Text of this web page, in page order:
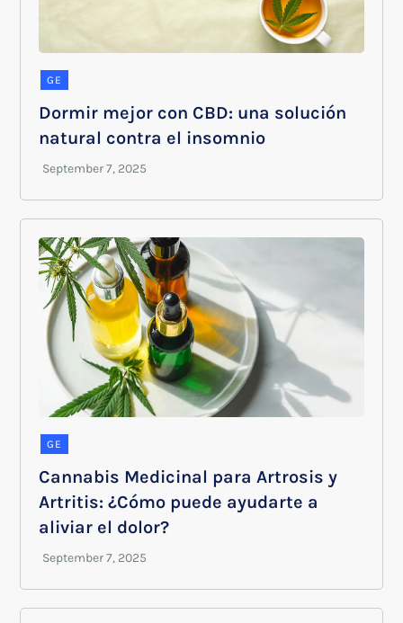
GE
Dormir mejor con CBD: una solución
natural contra el insomnio
GE
Cannabis Medicinal para Artrosis y
Artritis: ¿Cómo puede ayudarte a
aliviar el dolor?